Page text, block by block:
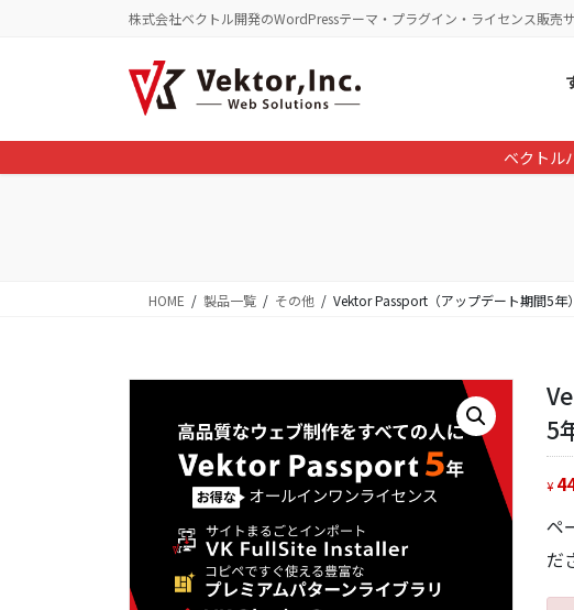
に
移
ョ
ン
株式会社ベクトル開発のWordPressテーマ・プラグイン・ライセンス販売
ベクトル
HOME 製品一覧 その他 Vektor Passport（アップデート期間5年）
5
¥
ペ
だ